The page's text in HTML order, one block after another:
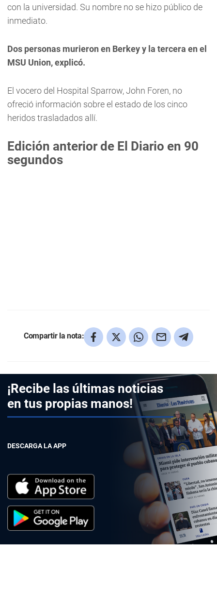
con la universidad. Su nombre no se hizo público de
inmediato.
Dos personas murieron en Berkey y la tercera en el
MSU Union, explicó.
El vocero del Hospital Sparrow, John Foren, no
ofreció información sobre el estado de los cinco
heridos trasladados allí.
Edición anterior de El Diario en 90
segundos
Compartir la nota:
¡Recibe las últimas noticias
en tus propias manos!
DESCARGA LA APP